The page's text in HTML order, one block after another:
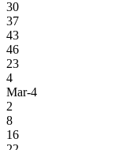
30
37
43
46
23
4
Mar-4
2
8
16